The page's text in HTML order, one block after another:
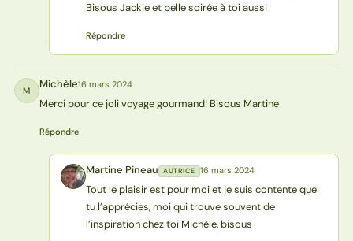
Bisous Jackie et belle soirée à toi aussi
Répondre
M Michèle16 mars 2024
Merci pour ce joli voyage gourmand! Bisous Martine
Répondre
MP Martine Pineau AUTRICE 16 mars 2024
Tout le plaisir est pour moi et je suis contente que
tu l’apprécies, moi qui trouve souvent de
l’inspiration chez toi Michèle, bisous